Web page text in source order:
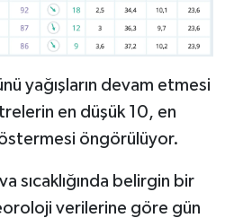
yağışların devam etmesi
en düşük 10, en
öngörülüyor.
sıcaklığında belirgin bir
verilerine göre gün